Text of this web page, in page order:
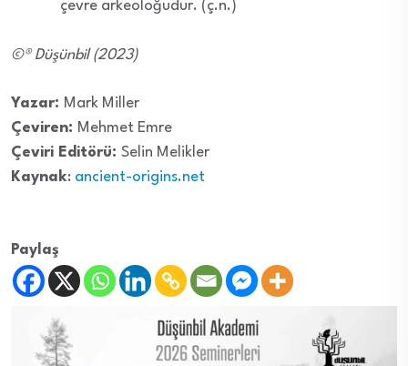
çevre arkeoloğudur. (ç.n.)
©® Düşünbil (2023)
Yazar: Mark Miller
Çeviren: Mehmet Emre
Çeviri Editörü: Selin Melikler
Kaynak: ancient-origins.net
Paylaş